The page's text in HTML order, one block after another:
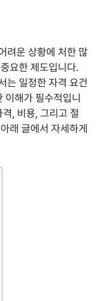
려운 상황에 처한 많
요한 제도입니다.
는 일정한 자격 요건
이해가 필수적입니
, 비용, 그리고 절
래 글에서 자세하게